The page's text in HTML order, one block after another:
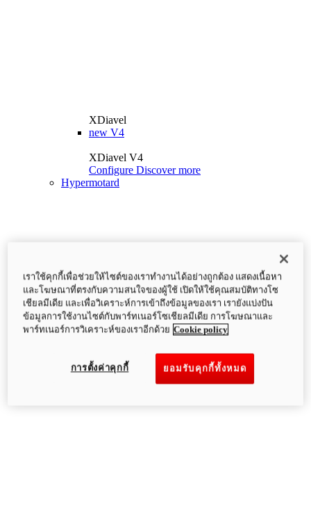
XDiavel
new V4
XDiavel V4
Configure Discover more
Hypermotard
เราใช้คุกกี้เพื่อช่วยให้ไซต์ของเราทำงานได้อย่างถูกต้อง แสดงเนื้อหา
และโฆษณาที่ตรงกับความสนใจของผู้ใช้ เปิดให้ใช้คุณสมบัติทางโซ
เชียลมีเดีย และเพื่อวิเคราะห์การเข้าถึงข้อมูลของเรา เรายังแบ่งปัน
ข้อมูลการใช้งานไซต์กับพาร์ทเนอร์โซเชียลมีเดีย การโฆษณาและ
พาร์ทเนอร์การวิเคราะห์ของเราอีกด้วย Cookie policy
ยอมรับคุกกี้ทั้งหมด
การตั้งค่าคุกกี้